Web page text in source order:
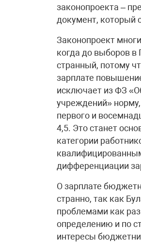
законопроекта –
документ, который
Законопроект
когда до выборов в
странный, потому
зарплате
исключает из ФЗ
учреждений»
первого и
4,5. Это станет
категории
дифференциации
О зарплате
странно, так как
проблемами как
определению и по
интересы